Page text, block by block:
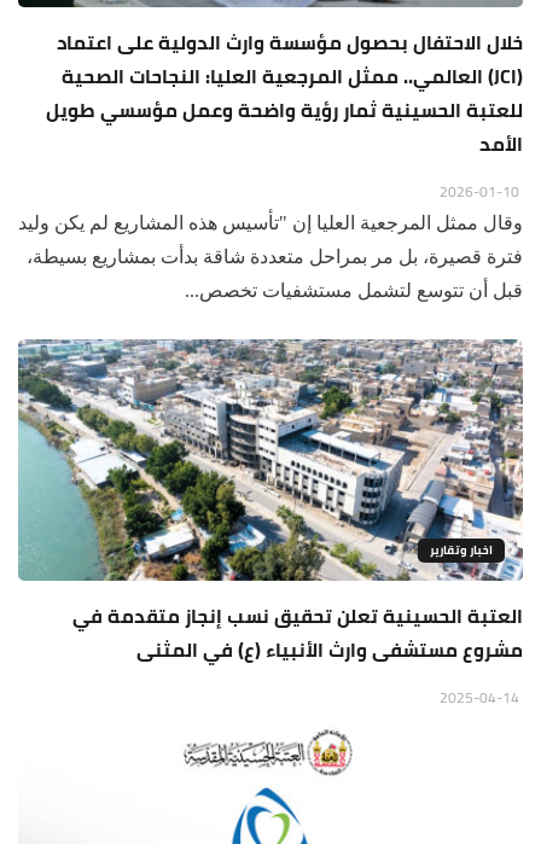
خلال الاحتفال بحصول مؤسسة وارث الدولية على اعتماد
(JCI) العالمي.. ممثل المرجعية العليا: النجاحات الصحية
للعتبة الحسينية ثمار رؤية واضحة وعمل مؤسسي طويل
الأمد
وقال ممثل المرجعية العليا إن "تأسيس هذه المشاريع لم يكن وليد
فترة قصيرة، بل مر بمراحل متعددة شاقة بدأت بمشاريع بسيطة،
قبل أن تتوسع لتشمل مستشفيات تخصص...
اخبار وتقارير
العتبة الحسينية تعلن تحقيق نسب إنجاز متقدمة في
مشروع مستشفى وارث الأنبياء (ع) في المثنى